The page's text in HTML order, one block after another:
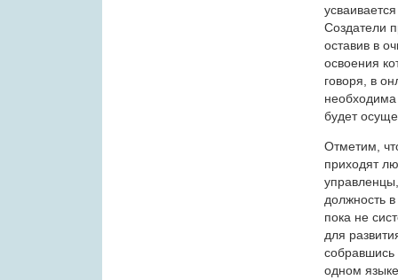
Создатели
оставив в
освоения
говоря, в
необходима
будет
Отметим,
приходят
должность
пока не
для
собравшись
одном